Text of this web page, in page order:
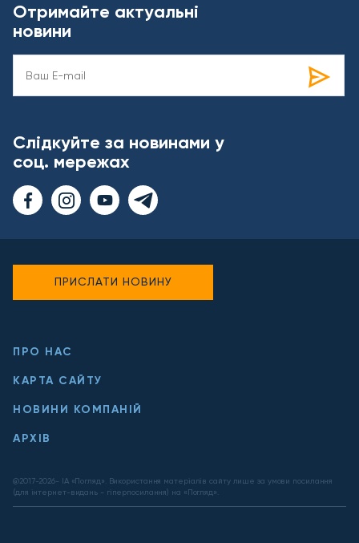
Отримайте актуальні
новини
Слідкуйте за новинами у
соц. мережах
ПРО НАС
КАРТА САЙТУ
НОВИНИ КОМПАНІЙ
АРХІВ
@2017-2026- ІА «Погляд». Використання матеріалів сайту лише за умови посилання
(для інтернет-видань - гіперпосилання) на «Погляд».
ПРИСЛАТИ НОВИНУ